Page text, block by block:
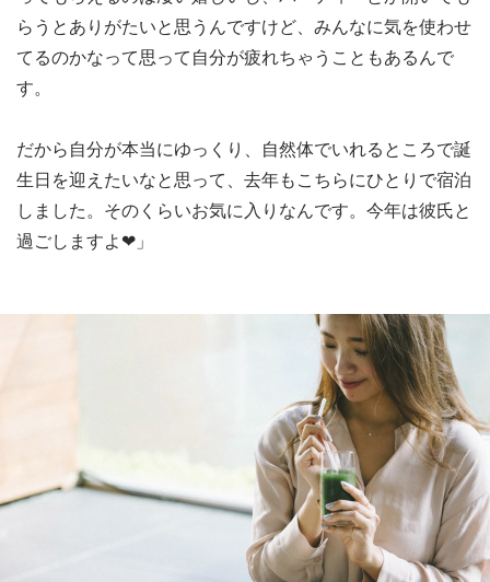
らうとありがたいと思うんですけど、みんなに気を使わせ
てるのかなって思って自分が疲れちゃうこともあるんで
す。
だから自分が本当にゆっくり、自然体でいれるところで誕
生日を迎えたいなと思って、去年もこちらにひとりで宿泊
しました。そのくらいお気に入りなんです。今年は彼氏と
過ごしますよ❤」